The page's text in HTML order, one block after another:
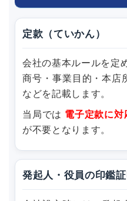
定款（ていかん）
会社の基本ルールを定
商号・事業目的・本店
などを記載します。
当局では 電子定款に対
が不要となります。
発起人・役員の印鑑